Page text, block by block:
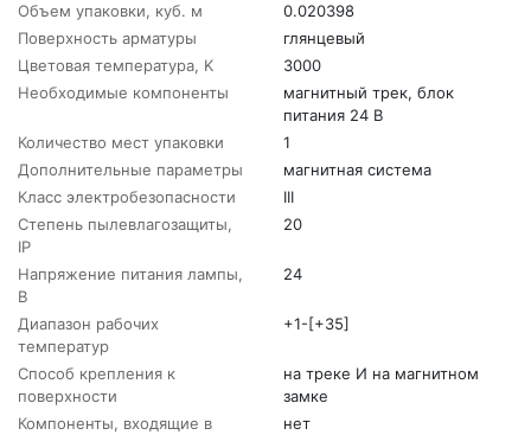
Объем упаковки, куб. м
0.020398
Поверхность арматуры
глянцевый
Цветовая температура, K
3000
Необходимые компоненты
магнитный трек, блок
питания 24 В
Количество мест упаковки
1
Дополнительные параметры
магнитная система
Класс электробезопасности
III
Степень пылевлагозащиты,
IP
20
Напряжение питания лампы,
В
24
Диапазон рабочих
температур
+1-[+35]
Способ крепления к
поверхности
на треке И на магнитном
замке
Компоненты, входящие в
нет